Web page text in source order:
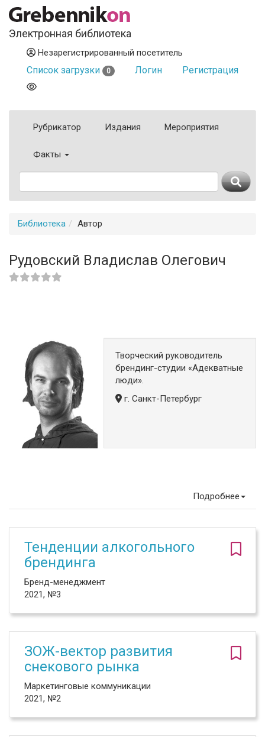
Электронная библиотека
Незарегистрированный посетитель
Список загрузки 0 Логин Регистрация
Рубрикатор Издания Мероприятия
Факты
Библиотека Автор
Рудовский Владислав Олегович
Творческий руководитель
брендинг-студии «Адекватные
люди».
г. Санкт-Петербург
Подробнее
Тенденции алкогольного
брендинга
Бренд-менеджмент
2021, №3
ЗОЖ-вектор развития
снекового рынка
Маркетинговые коммуникации
2021, №2